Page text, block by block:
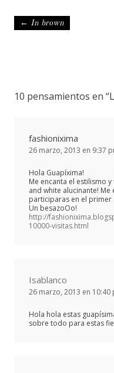
Navegación de entradas
← In brown
10 pensamientos en “
fashionixima
26 marzo, 2013 en 9:37
Hola Guapíxima!
Me encanta el estilismo
and white alucinante!
participaras en el primer
Un besazoOo!
http://
10000-visitas.html
Isablanco
26 marzo, 2013 en 10:40
Hola hola estas
sobre todo para estas